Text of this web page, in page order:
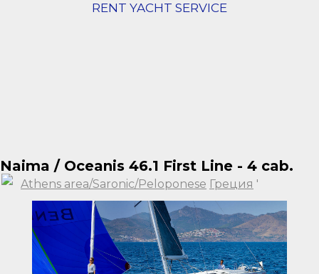
RENT YACHT SERVICE
Naima / Oceanis 46.1 First Line - 4 cab.
Athens area/Saronic/Peloponese Греция '